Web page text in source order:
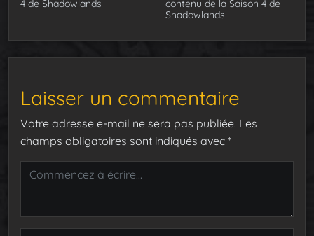
4 de Shadowlands
contenu de la Saison 4 de
Shadowlands
Laisser un commentaire
Votre adresse e-mail ne sera pas publiée. Les
champs obligatoires sont indiqués avec *